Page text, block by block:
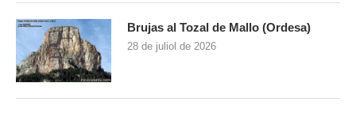
Brujas al Tozal de Mallo (Ordesa)
28 de juliol de 2026